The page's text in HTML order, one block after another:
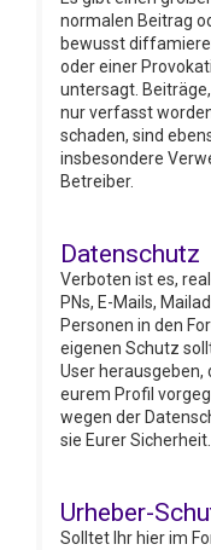
normalen Beitrag
bewusst
oder einer
untersagt.
nur verfasst
schaden, sind
insbesondere
Betreiber.
Datenschutz
Verboten ist es,
PNs, E-Mails,
Personen in den
eigenen Schutz
User herausgeben,
eurem Profil
wegen der
sie Eurer Sicherheit.
Urheber-
Solltet Ihr hier im